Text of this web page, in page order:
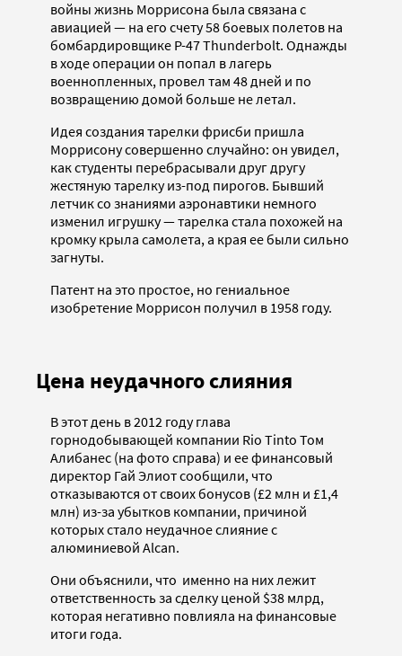
войны жизнь Моррисона была связана с
авиацией — на его счету 58 боевых полетов на
бомбардировщике P-47 Thunderbolt. Однажды
в ходе операции он попал в лагерь
военнопленных, провел там 48 дней и по
возвращению домой больше не летал.
Идея создания тарелки фрисби пришла
Моррисону совершенно случайно: он увидел,
как студенты перебрасывали друг другу
жестяную тарелку из-под пирогов. Бывший
летчик со знаниями аэронавтики немного
изменил игрушку — тарелка стала похожей на
кромку крыла самолета, а края ее были сильно
загнуты.
Патент на это простое, но гениальное
изобретение Моррисон получил в 1958 году.
Цена неудачного слияния
В этот день в 2012 году глава
горнодобывающей компании Rio Tinto Том
Алибанес (на фото справа) и ее финансовый
директор Гай Элиот сообщили, что
отказываются от своих бонусов (£2 млн и £1,4
млн) из-за убытков компании, причиной
которых стало неудачное слияние с
алюминиевой Alcan.
Они объяснили, что именно на них лежит
ответственность за сделку ценой $38 млрд,
которая негативно повлияла на финансовые
итоги года.